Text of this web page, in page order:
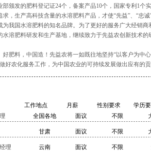
颁发的肥料登记证24个，备案产品10个，国家专利1个
，生产高科技含量的水溶肥料产品，才使“先益”、“忠诚
我国水溶肥料的知名品牌。为了更好的服务广大经销商
溶肥料研发和生产基地，继续致力于先益农创新技术的
好肥料，中国造！先益农将一如既往地坚持“以客户为中
好农化服务工作，为中国农业的可持续发展做出应有的贡
工作地点 月薪 性别要求 学历
全国各地 面议 不限
甘肃 面议 不限
理 云南 面议 不限